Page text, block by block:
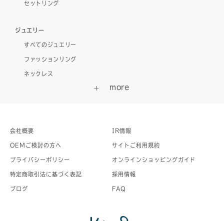
セットリング
ジュエリー
すべてのジュエリー
ファッションリング
ネックレス
会社概要 IR情報
OEMご検討の方へ サイトご利用規約
プライバシーポリシー オンラインショッピングガイド
特定商取引法に基づく表記 採用情報
ブログ FAQ